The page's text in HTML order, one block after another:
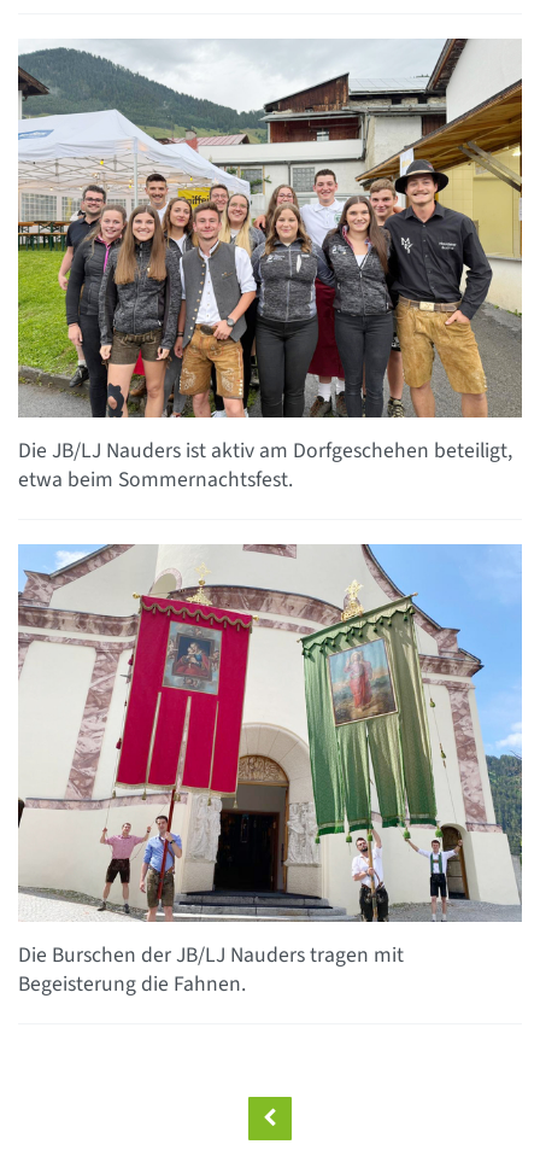
Die JB/LJ Nauders ist aktiv am Dorfgeschehen beteiligt,
etwa beim Sommernachtsfest.
Die Burschen der JB/LJ Nauders tragen mit
Begeisterung die Fahnen.